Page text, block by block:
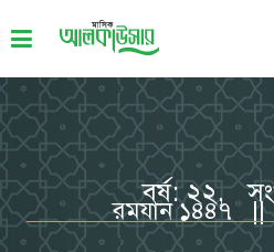
বর্ষ: ২২,
রমযান ১৪৪৭ ||